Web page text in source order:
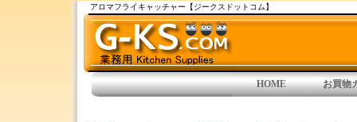
アロマフライキャッチャー【ジークスドットコム】
HOME お買物